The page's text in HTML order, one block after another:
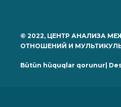
© 2022, ЦЕНТР АНАЛИЗА
ОТНОШЕНИЙ И
Bütün hüquqlar qorunur|